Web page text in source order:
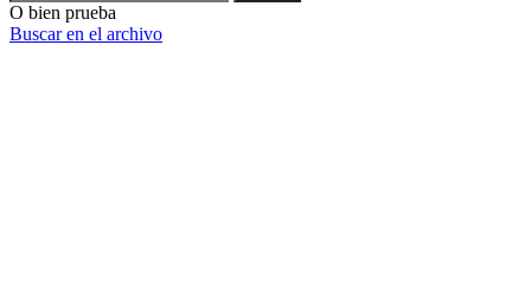
O bien prueba
Buscar en el archivo